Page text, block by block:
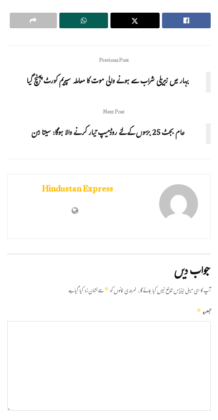
Previous Post
بہار میں زہریلی شراب سے ہونے والی موت کا معاملہ سپریم کورٹ پہنچ گیا
Next Post
عام بجٹ 25 برسوں کے لئے روڈمیپ تیار کرنے والا ہوگا: سیتا رمن
Hindustan Express
جواب دیں
آپ کا ای میل ایڈریس شائع نہیں کیا جائے گا۔ضروری خانوں کو*سے نشان زد کیا گیا ہے
تبصرہ*